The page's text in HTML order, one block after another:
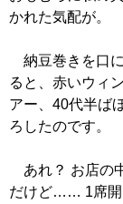
かれた気配が。
納豆巻きを口
ると、赤いウィ
アー、40代半ば
ろしたのです。
あれ？ お店の
だけど…… 1席開